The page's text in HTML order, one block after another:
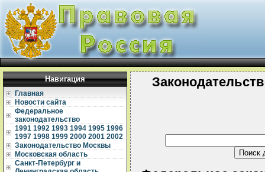
Навигация
Главная
Новости сайта
Федеральное
законодательство
1991 1992 1993 1994 1995 1996
1997 1998 1999 2000 2001 2002
Законодательство Москвы
Московская область
Санкт-Петербург и